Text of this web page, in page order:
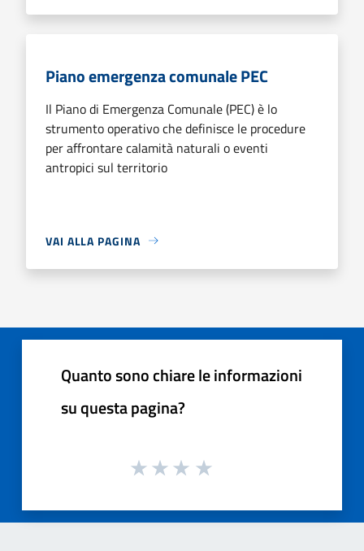
Piano emergenza comunale PEC
Il Piano di Emergenza Comunale (PEC) è lo
strumento operativo che definisce le procedure
per affrontare calamità naturali o eventi
antropici sul territorio
VAI ALLA PAGINA
Quanto sono chiare le informazioni
su questa pagina?